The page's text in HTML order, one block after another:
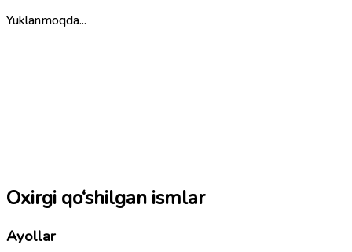
Yuklanmoqda...
Oxirgi qo‘shilgan ismlar
Ayollar